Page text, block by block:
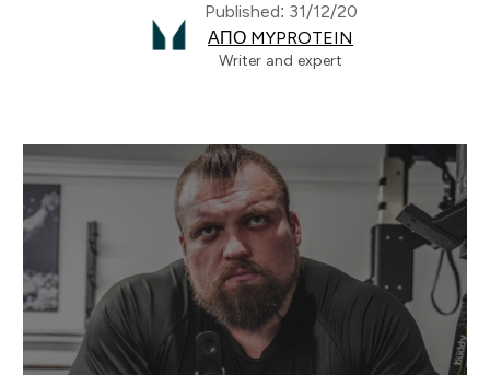
Published: 31/12/20
ΑΠΌ MYPROTEIN
Writer and expert